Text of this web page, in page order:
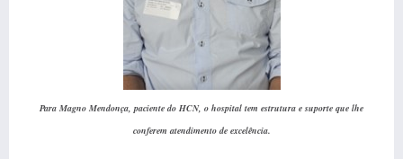
Para Magno Mendonça, paciente do HCN, o hospital tem estrutura e suporte que lhe
conferem atendimento de excelência.